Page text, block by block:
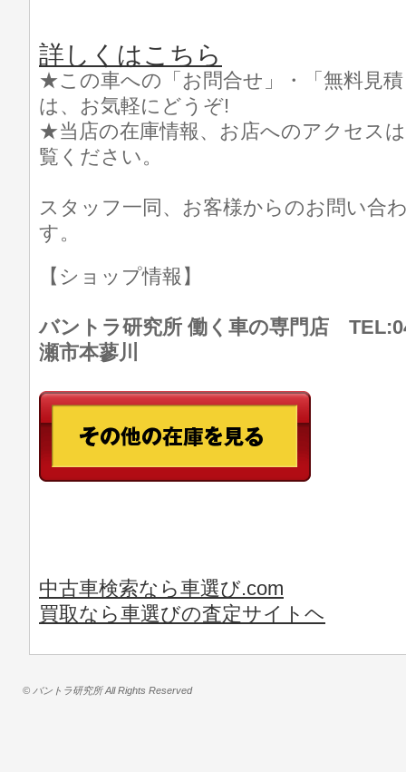
詳しくはこちら
★この車への「お問合せ」・「無料見
は、お気軽にどうぞ!
★当店の在庫情報、お店へのアクセス
覧ください。
スタッフ一同、お客様からのお問い合
す。
【ショップ情報】
バントラ研究所 働く車の専門店
瀬市本蓼川
中古車検索なら車選び.com
買取なら車選びの査定サイトヘ
© バントラ研究所 All Rights Reserved